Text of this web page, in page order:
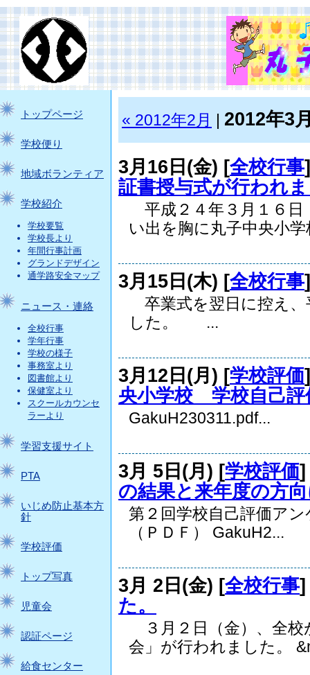
トップページ
学校便り
地域ボランティア
学校紹介
学校要覧
学校長より
年間行事計画
グランドデザイン
通学路安全マップ
ニュース・連絡
全校行事
学年行事
学校の様子
事務室より
図書館より
保健室より
スクールカウンセ
ラーより
学習支援サイト
PTA
いじめ防止基本方
針
学校評価
トップ写真
児童会
認証ページ
給食センター
« 2012年2月 2012年3
3月16日(金) [全校行事
証書授与式が行われ
平成２４年３月１６日
い出を胸に丸子中央小学
3月15日(木) [全校行事
卒業式を翌日に控え、
した。 ...
3月12日(月) [学校評価
央小学校 学校自己評
GakuH230311.pdf...
3月 5日(月) [学校評価
の結果と来年度の方
第２回学校自己評価ア
（ＰＤＦ） GakuH2...
3月 2日(金) [全校行事
た。
３月２日（金）、全校
会」が行われました。